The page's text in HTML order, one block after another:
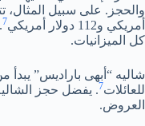
أمريكي و112 دولار أمريكي
7
كل الميزانيات.
للعائلات7. يفضل حجز
العروض.